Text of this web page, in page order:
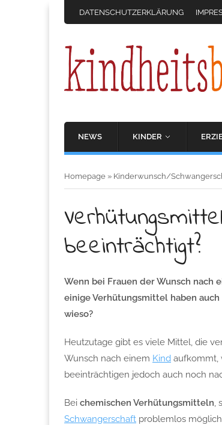
DATENSCHUTZERKLÄRUNG
NEWS KINDER
Homepage » Kinderwunsch/
beeinträchtigt?
Wenn bei Frauen der Wunsch nach
einige Verhütungsmittel haben
wieso?
Heutzutage gibt es viele Mittel, die
Wunsch nach einem Kind aufkommt,
beeinträchtigen jedoch auch noch
Bei chemischen Verhütungsmitteln,
Schwangerschaft problemlos